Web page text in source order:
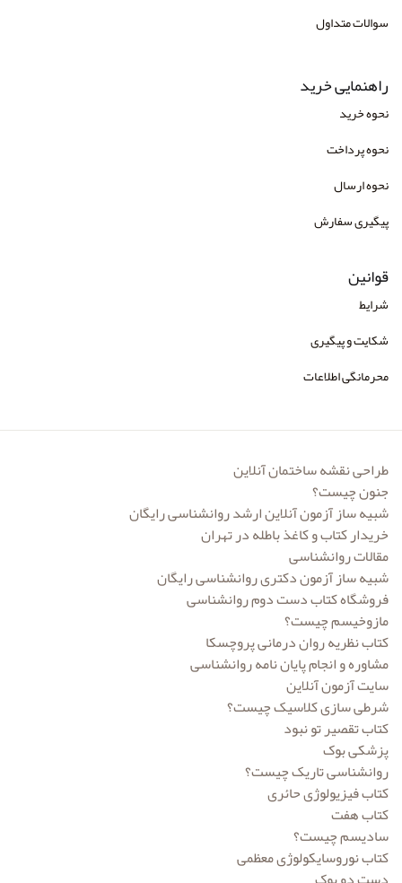
انتشارات دوران
انتشارات رشد و توسعه
انتشارات سازوکار
انتشارات سایه سخن
انتشارات سخن
انتشارات شباهنگ
انتشارات صابرین
انتشارات طرحواره
انتشارات فروزش
انتشارات قطره
انتشارات ققنوس
انتشارات کمال تربیت
انتشارات گپ
انتشارات ما و شما
انتشارات ماهان
انتشارات مدرسان شریف
انتشارات مرکز نشر دانشگاهی
سوالات متداول
راهنمایی خرید
نحوه خرید
نحوه پرداخت
نحوه ارسال
پیگیری سفارش
قوانین
شرایط
شکایت و پیگیری
محرمانگی اطلاعات
طراحی نقشه ساختمان آنلاین
جنون چیست؟
شبیه ساز آزمون آنلاین ارشد روانشناسی رایگان
خریدار کتاب و کاغذ باطله در تهران
مقالات روانشناسی
شبیه ساز آزمون دکتری روانشناسی رایگان
فروشگاه کتاب دست دوم روانشناسی
مازوخیسم چیست؟
کتاب نظریه روان درمانی پروچسکا
مشاوره و انجام پایان نامه روانشناسی
سایت آزمون آنلاین
شرطی سازی کلاسیک چیست؟
کتاب تقصیر تو نبود
پزشکی بوک
روانشناسی تاریک چیست؟
کتاب فیزیولوژی حائری
کتاب هفت
سادیسم چیست؟
کتاب نوروسایکولوژی معظمی